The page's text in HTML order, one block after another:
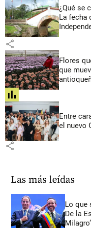
¿Qué se
La fecha
share
Flores
que
share
Entre
el nuevo
share
Las más leídas
Lo que
De la